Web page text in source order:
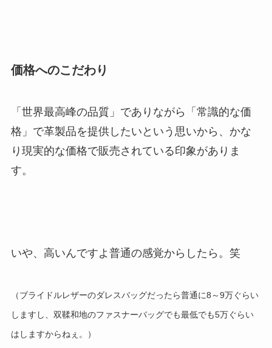
価格へのこだわり
「世界最高峰の品質」でありながら「常識的な価
格」で革製品を提供したいという思いから、かな
り現実的な価格で販売されている印象がありま
す。
いや、高いんですよ普通の感覚からしたら。笑
（ブライドルレザーのダレスバッグだったら普通に8～9万ぐらい
しますし、双鞣和地のファスナーバッグでも最低でも5万ぐらい
はしますからねぇ。）